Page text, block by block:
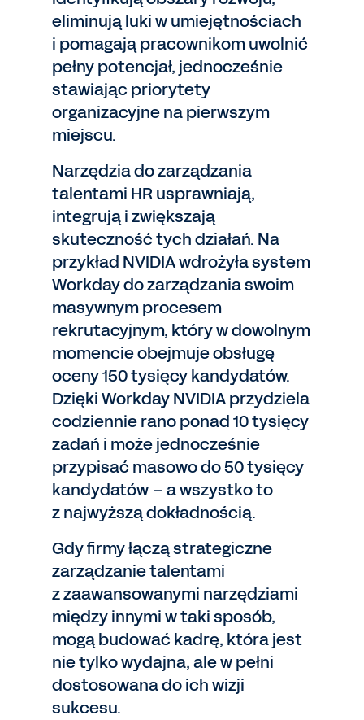
eliminują luki w umiejętnościach
i pomagają pracownikom uwolnić
pełny potencjał, jednocześnie
stawiając priorytety
organizacyjne na pierwszym
miejscu.
Narzędzia do zarządzania
talentami HR usprawniają,
integrują i zwiększają
skuteczność tych działań. Na
przykład NVIDIA wdrożyła system
Workday do zarządzania swoim
masywnym procesem
rekrutacyjnym, który w dowolnym
momencie obejmuje obsługę
oceny 150 tysięcy kandydatów.
Dzięki Workday NVIDIA przydziela
codziennie rano ponad 10 tysięcy
zadań i może jednocześnie
przypisać masowo do 50 tysięcy
kandydatów – a wszystko to
z najwyższą dokładnością.
Gdy firmy łączą strategiczne
zarządzanie talentami
z zaawansowanymi narzędziami
między innymi w taki sposób,
mogą budować kadrę, która jest
nie tylko wydajna, ale w pełni
dostosowana do ich wizji
sukcesu.